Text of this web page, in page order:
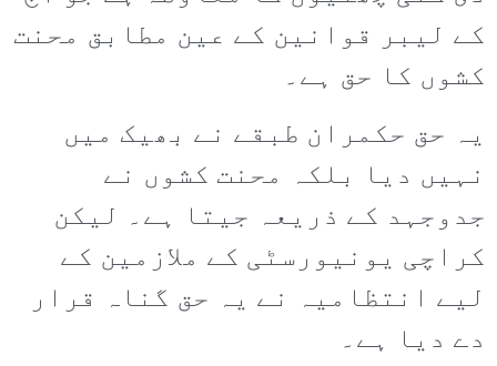
کے لیبر قوانین کے عین مطابق محنت
کشوں کا حق ہے۔
یہ حق حکمران طبقے نے بھیک میں
نہیں دیا بلکہ محنت کشوں نے
جدوجہد کے ذریعہ جیتا ہے۔ لیکن
کراچی یونیورسٹی کے ملازمین کے
لیے انتظامیہ نے یہ حق گناہ قرار
دے دیا ہے۔